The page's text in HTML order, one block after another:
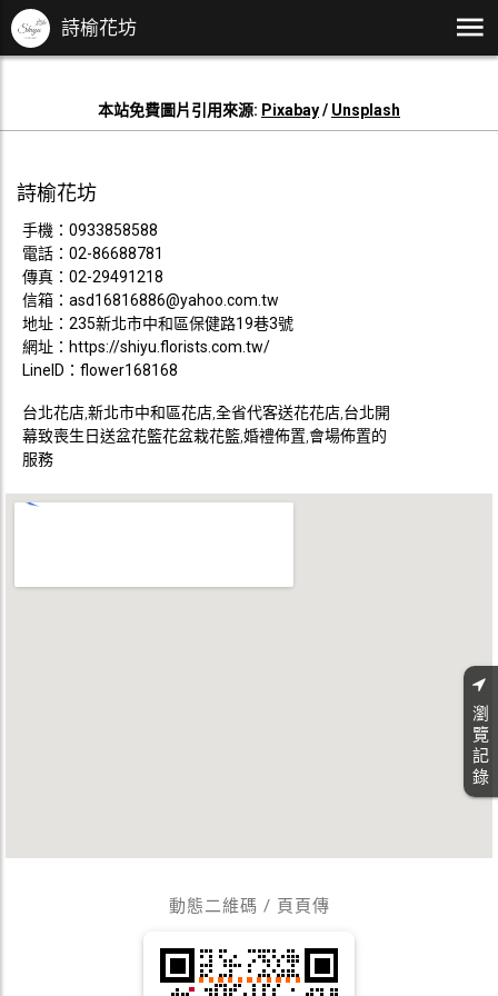
詩榆花坊
本站免費圖片引用來源: Pixabay/ Unsplash
詩榆花坊
手機： 0933858588
電話： 02-86688781
傳真：02-29491218
信箱： asd16816886@yahoo.com.tw
地址：235新北市中和區保健路19巷3號
網址： https://shiyu.florists.com.tw/
LineID：flower168168
台北花店,新北市中和區花店,全省代客送花花店,台北開
幕致喪生日送盆花籃花盆栽花籃,婚禮佈置,會場佈置的
服務
動態二維碼 / 頁頁傳
瀏
覽
記
錄